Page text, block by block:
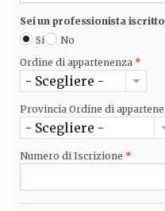
Sei un professionista
Si
No
Ordine di appartenenza *
- Scegliere -
Provincia Ordine di
- Scegliere -
Numero di Iscrizione *